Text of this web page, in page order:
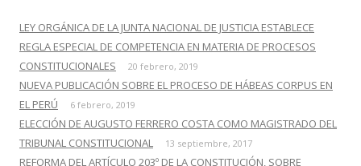
r
:
LEY ORGÁNICA DE LA JUNTA NACIONAL DE JUSTICIA ESTABLECE
REGLA ESPECIAL DE COMPETENCIA EN MATERIA DE PROCESOS
CONSTITUCIONALES
20 febrero, 2019
NUEVA PUBLICACIÓN SOBRE EL PROCESO DE HÁBEAS CORPUS EN
EL PERÚ
6 febrero, 2019
ELECCIÓN DE AUGUSTO FERRERO COSTA COMO MAGISTRADO DEL
TRIBUNAL CONSTITUCIONAL
13 septiembre, 2017
REFORMA DEL ARTÍCULO 203º DE LA CONSTITUCIÓN, SOBRE